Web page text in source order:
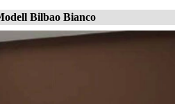
Bilbao Bianco